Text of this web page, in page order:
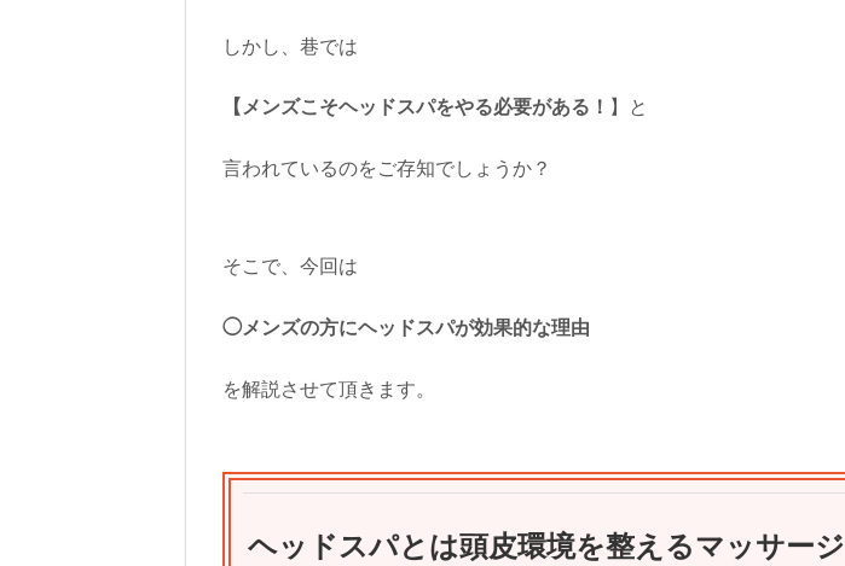
しかし、巷では
【メンズこそヘッドスパをやる必要がある！ 】と
言われているのをご存知でしょうか？
そこで、今回は
◯メンズの方にヘッドスパが効果的な理由
を解説させて頂きます。
ヘッドスパとは頭皮環境を整えるマッサージ